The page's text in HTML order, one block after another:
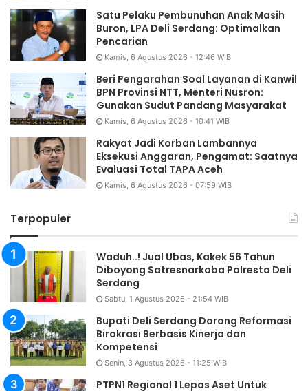
Satu Pelaku Pembunuhan Anak Masih
Buron, LPA Deli Serdang: Optimalkan
Pencarian
Kamis, 6 Agustus 2026 - 12:46 WIB
Beri Pengarahan Soal Layanan di Kanwil
BPN Provinsi NTT, Menteri Nusron:
Gunakan Sudut Pandang Masyarakat
Kamis, 6 Agustus 2026 - 10:41 WIB
Rakyat Jadi Korban Lambannya
Eksekusi Anggaran, Pengamat: Saatnya
Evaluasi Total TAPA Aceh
Kamis, 6 Agustus 2026 - 07:59 WIB
Terpopuler
Waduh..! Jual Ubas, Kakek 56 Tahun
Diboyong Satresnarkoba Polresta Deli
Serdang
Sabtu, 1 Agustus 2026 - 21:54 WIB
Bupati Deli Serdang Dorong Reformasi
Birokrasi Berbasis Kinerja dan
Kompetensi
Senin, 3 Agustus 2026 - 11:25 WIB
PTPN1 Regional 1 Lepas Aset Untuk